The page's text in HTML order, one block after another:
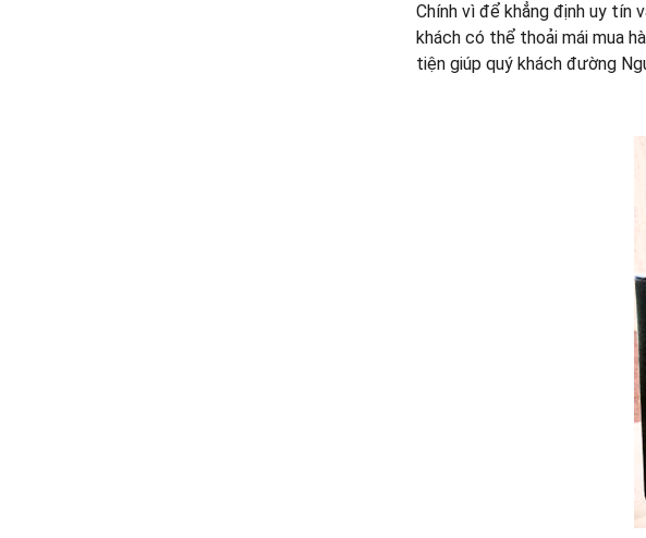
Chính vì để khẳng định uy tín
khách có thể thoải mái mua
tiện giúp quý khách đường